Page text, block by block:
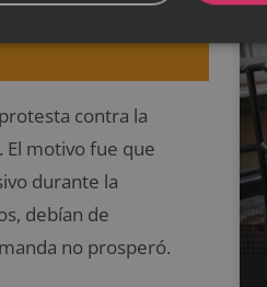
contra la
El motivo fue que
durante la
debían de
no prosperó.